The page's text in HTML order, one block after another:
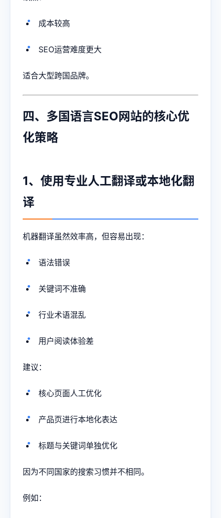
成本较高
SEO运营难度更大
适合大型跨国品牌。
四、多国语言SEO网站的核心优
化策略
1、使用专业人工翻译或本地化翻
译
机器翻译虽然效率高，但容易出现：
语法错误
关键词不准确
行业术语混乱
用户阅读体验差
建议：
核心页面人工优化
产品页进行本地化表达
标题与关键词单独优化
因为不同国家的搜索习惯并不相同。
例如：